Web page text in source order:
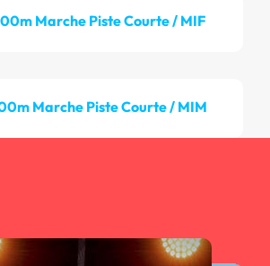
Marche Piste Courte / MIF
Marche Piste Courte / MIM